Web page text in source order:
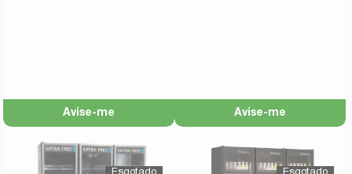
Avise-me Avise-me